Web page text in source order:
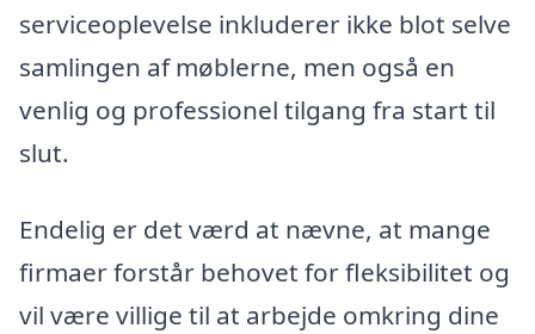
serviceoplevelse inkluderer ikke blot selve
samlingen af møblerne, men også en
venlig og professionel tilgang fra start til
slut.
Endelig er det værd at nævne, at mange
firmaer forstår behovet for fleksibilitet og
vil være villige til at arbejde omkring dine